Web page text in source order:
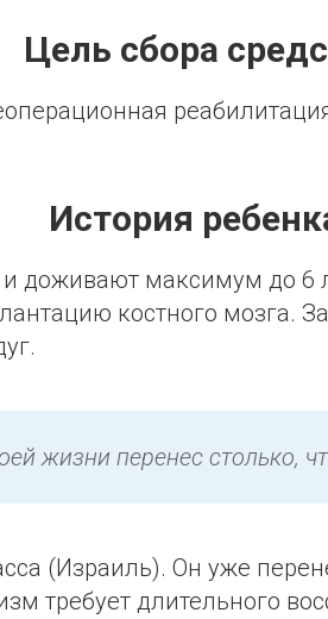
Цель сбора
История
доживают максимум до 6
костного мозга.
жизни перенес столько,
(Израиль). Он уже
требует длительного